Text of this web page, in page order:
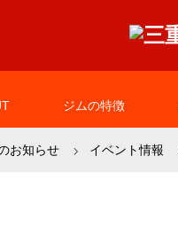
ジムの特徴
お知らせ イベント情報